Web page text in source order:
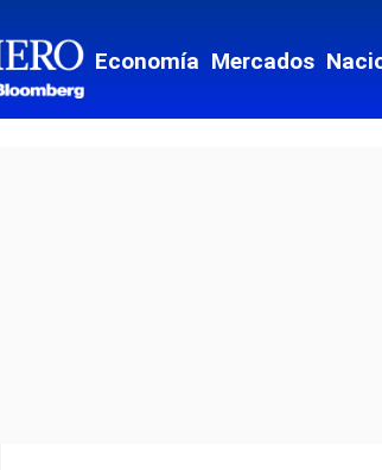
Economía Mercados
mediante Email
mediante Facebook
mediante Twitter
mediante LinkedIn
mediante global.social-whatsapp